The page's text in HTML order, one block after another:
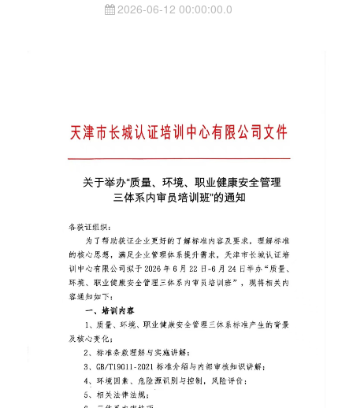
通知公告
认证业务法律法规
非认证业务法律法规
资料下载
党建工作
信息公开
企业基本信息
组织人事信息
财务信息
其他信息
实施规则
2026-06-12 00:00:00.0